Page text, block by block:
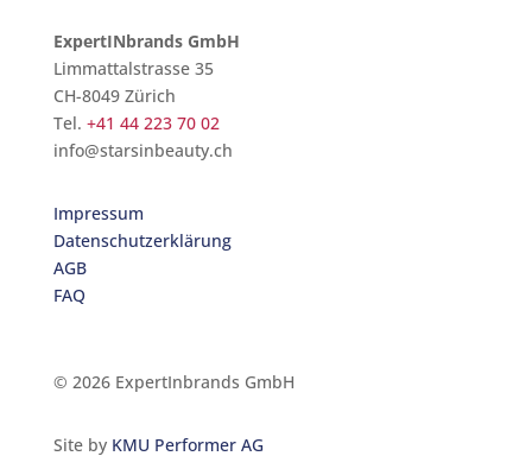
ExpertINbrands GmbH
Limmattalstrasse 35
CH-8049 Zürich
Tel. +41 44 223 70 02
info@starsinbeauty.ch
Impressum
Datenschutzerklärung
AGB
FAQ
© 2026 ExpertInbrands GmbH
Site by KMU Performer AG